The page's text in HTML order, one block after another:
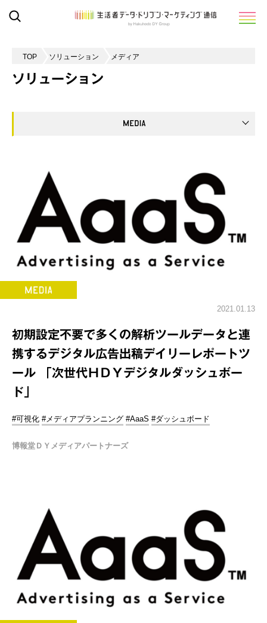
TOP ソリューション メディア
ソリューション
2021.01.13
初期設定不要で多くの解析ツールデータと連
携するデジタル広告出稿デイリーレポートツ
ール 「次世代ＨＤＹデジタルダッシュボー
ド」
#可視化 #メディアプランニング #AaaS #ダッシュボード
博報堂ＤＹメディアパートナーズ